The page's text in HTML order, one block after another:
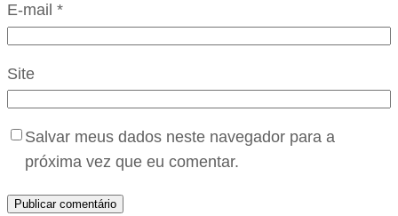
E-mail *
Site
Salvar meus dados neste navegador para a
próxima vez que eu comentar.